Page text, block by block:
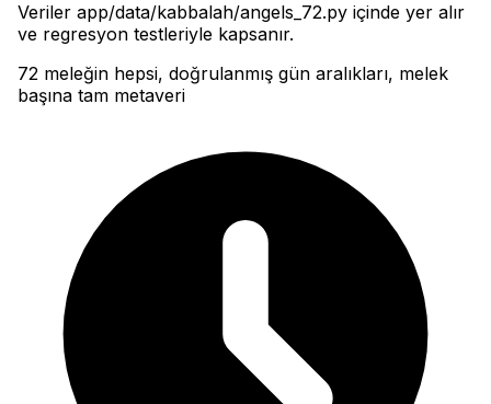
Veriler app/data/kabbalah/angels_72.py içinde yer alır
ve regresyon testleriyle kapsanır.
72 meleğin hepsi, doğrulanmış gün aralıkları, melek
başına tam metaveri